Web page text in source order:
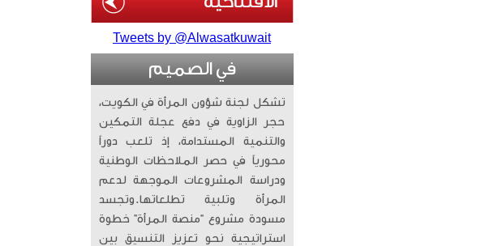
Tweets by @Alwasatkuwait
في الصميم
تشكل لجنة شؤون المرأة في الكويت،
حجر الزاوية في دفع عجلة التمكين
والتنمية المستدامة، إذ تلعب دوراً
محورياً في حصر الملاحظات الوطنية
ودراسة المشروعات الموجهة لدعم
المرأة وتلبية تطلعاتها. ​وتجسد
مسودة مشروع “منصة المرأة” خطوة
استراتيجية نحو تعزيز التنسيق بين